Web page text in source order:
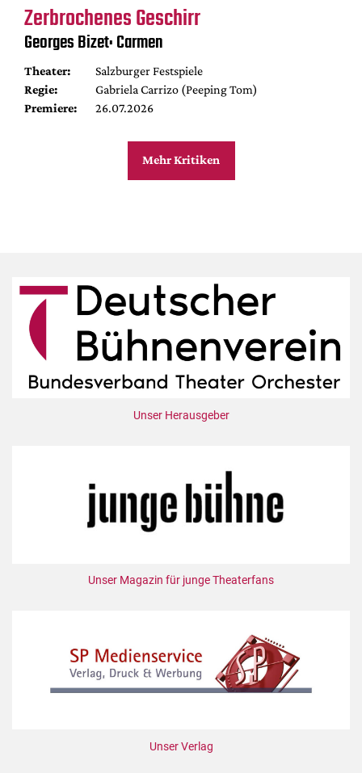
Zerbrochenes Geschirr
Georges Bizet: Carmen
Theater:
Salzburger Festspiele
Regie:
Gabriela Carrizo (Peeping Tom)
Premiere:
26.07.2026
Mehr Kritiken
Unser Herausgeber
Unser Magazin für junge Theaterfans
Unser Verlag